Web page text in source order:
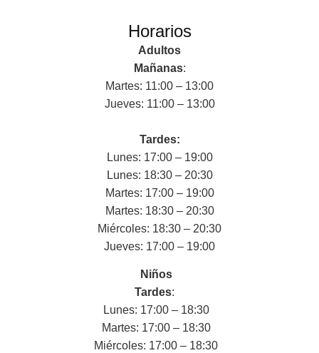
Horarios
Adultos
Mañanas:
Martes: 11:00 – 13:00
Jueves: 11:00 – 13:00
Tardes:
Lunes: 17:00 – 19:00
Lunes: 18:30 – 20:30
Martes: 17:00 – 19:00
Martes: 18:30 – 20:30
Miércoles: 18:30 – 20:30
Jueves: 17:00 – 19:00
Niños
Tardes:
Lunes: 17:00 – 18:30
Martes: 17:00 – 18:30
Miércoles: 17:00 – 18:30